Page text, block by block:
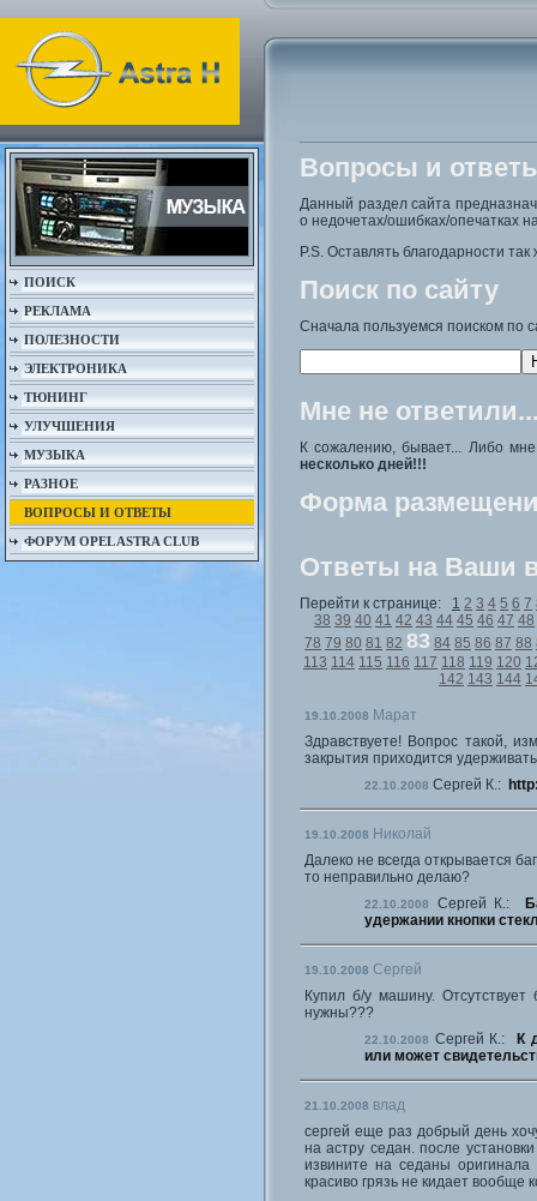
ПОИСК
РЕКЛАМА
ПОЛЕЗНОСТИ
ЭЛЕКТРОНИКА
ТЮНИНГ
УЛУЧШЕНИЯ
МУЗЫКА
РАЗНОЕ
ВОПРОСЫ И ОТВЕТЫ
ФОРУМ OPEL ASTRA CLUB
Вопросы и
Данный раздел сайта
о недочетах/ошибках/опечатках
P.S. Оставлять благодарности
Поиск по сайту
Сначала пользуемся поиском по
Мне не
К сожалению, бывает... Либо
несколько дней!!!
Форма
Ответы на Ваши
Перейти к странице: 1 2 3 4 5 6 7
38 39 40 41 42 43 44 45 46 47 48
78 79 80 81 82 83 84 85 86 87 88
113 114 115 116 117 118 119 120
142 143 144
19.10.2008 Марат
Здравствуете! Вопрос такой,
закрытия приходится
22.10.2008 Сергей К.:
19.10.2008 Николай
Далеко не всегда открывается
то неправильно делаю?
22.10.2008 Сергей К.:
удержании кнопки
19.10.2008 Сергей
Купил б/у машину. Отсутствует
нужны???
22.10.2008 Сергей К.:
К
или может
21.10.2008 влад
сергей еще раз добрый день
на астру седан. после
извините на седаны
красиво грязь не кидает вообще